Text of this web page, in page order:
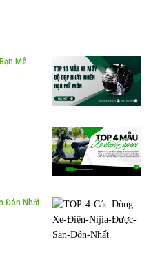
Mê
Đón Nhất